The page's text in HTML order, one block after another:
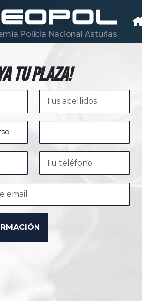
Policía Nacional Asturias
tu plaza!